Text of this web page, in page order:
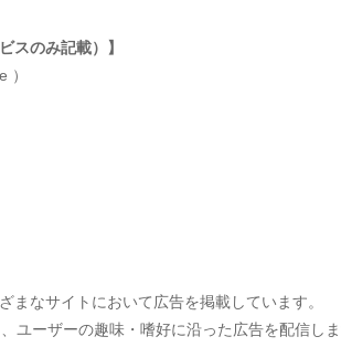
スのみ記載）】
）
なサイトにおいて広告を掲載しています。
ーザーの趣味・嗜好に沿った広告を配信し